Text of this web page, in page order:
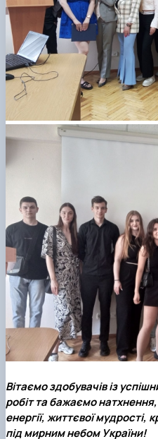
Вітаємо здобувачів із
робіт та бажаємо
енергії, життєвої мудрості,
під мирним небом України!